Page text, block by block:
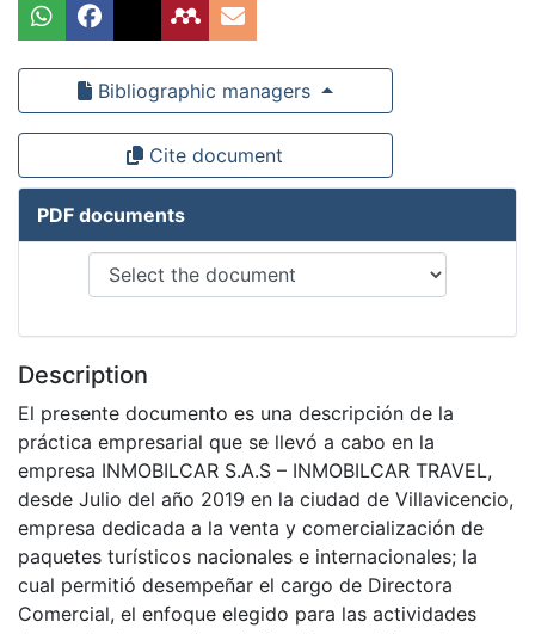
Bibliographic managers
Cite document
PDF documents
Description
El presente documento es una descripción de la
práctica empresarial que se llevó a cabo en la
empresa INMOBILCAR S.A.S – INMOBILCAR TRAVEL,
desde Julio del año 2019 en la ciudad de Villavicencio,
empresa dedicada a la venta y comercialización de
paquetes turísticos nacionales e internacionales; la
cual permitió desempeñar el cargo de Directora
Comercial, el enfoque elegido para las actividades